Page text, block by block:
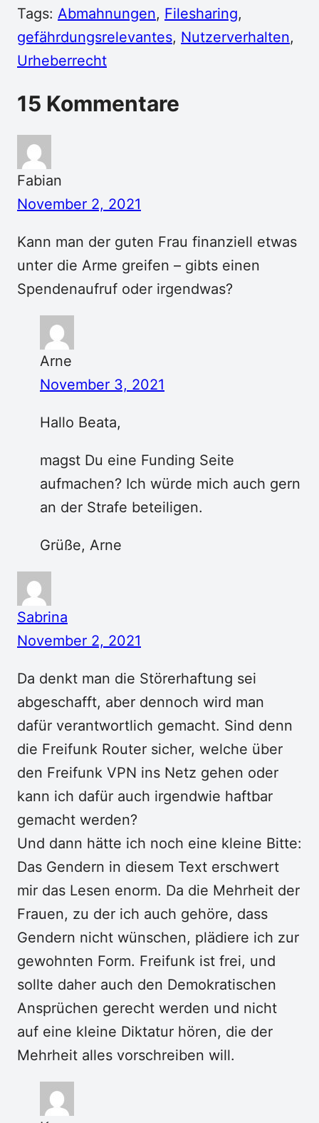
Tags: Abmahnungen, Filesharing
gefährdungsrelevantes, Nutzerverhalten
Urheberrecht
15 Kommentare
Fabian
November 2, 2021
Kann man der guten Frau finanziell etwas
unter die Arme greifen – gibts einen
Spendenaufruf oder irgendwas?
Arne
November 3, 2021
Hallo Beata,
magst Du eine Funding Seite
aufmachen? Ich würde mich auch gern
an der Strafe beteiligen.
Grüße, Arne
Sabrina
November 2, 2021
Da denkt man die Störerhaftung sei
abgeschafft, aber dennoch wird man
dafür verantwortlich gemacht. Sind denn
die Freifunk Router sicher, welche über
den Freifunk VPN ins Netz gehen oder
kann ich dafür auch irgendwie haftbar
gemacht werden?
Und dann hätte ich noch eine kleine Bitte:
Das Gendern in diesem Text erschwert
mir das Lesen enorm. Da die Mehrheit der
Frauen, zu der ich auch gehöre, dass
Gendern nicht wünschen, plädiere ich zur
gewohnten Form. Freifunk ist frei, und
sollte daher auch den Demokratischen
Ansprüchen gerecht werden und nicht
auf eine kleine Diktatur hören, die der
Mehrheit alles vorschreiben will.